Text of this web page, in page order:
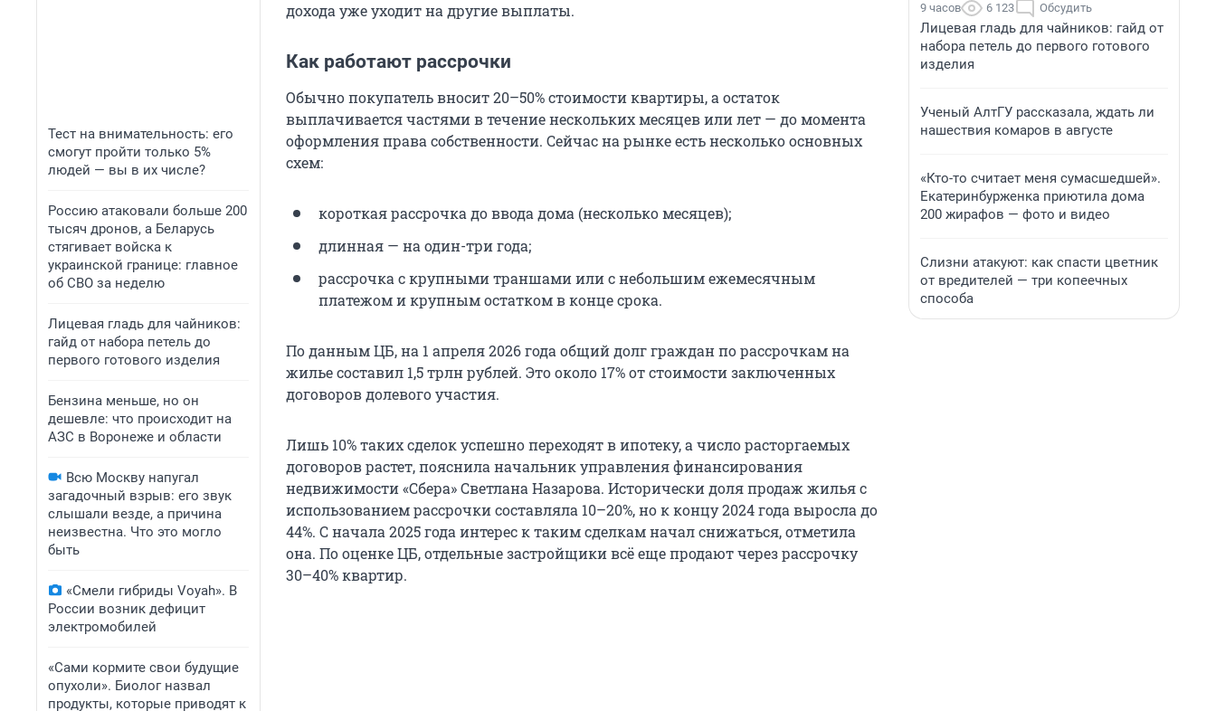
Тест на внимательность: его
смогут пройти только 5%
людей — вы в их числе?
Россию атаковали больше 200
тысяч дронов, а Беларусь
стягивает войска к
украинской границе: главное
об СВО за неделю
Лицевая гладь для чайников:
гайд от набора петель до
первого готового изделия
Бензина меньше, но он
дешевле: что происходит на
АЗС в Воронеже и области
Всю Москву напугал
загадочный взрыв: его звук
слышали везде, а причина
неизвестна. Что это могло
быть
«Смели гибриды Voyah». В
России возник дефицит
электромобилей
«Сами кормите свои будущие
опухоли». Биолог назвал
продукты, которые приводят к
дохода уже уходит на другие выплаты.
Как работают рассрочки
Обычно покупатель вносит 20–50% стоимости квартиры, а остаток
выплачивается частями в течение нескольких месяцев или лет — до момента
оформления права собственности. Сейчас на рынке есть несколько основных
схем:
короткая рассрочка до ввода дома (несколько месяцев);
длинная — на один-три года;
рассрочка с крупными траншами или с небольшим ежемесячным
платежом и крупным остатком в конце срока.
По данным ЦБ, на 1 апреля 2026 года общий долг граждан по рассрочкам на
жилье составил 1,5 трлн рублей. Это около 17% от стоимости заключенных
договоров долевого участия.
Лишь 10% таких сделок успешно переходят в ипотеку, а число расторгаемых
договоров растет, пояснила начальник управления финансирования
недвижимости «Сбера» Светлана Назарова. Исторически доля продаж жилья с
использованием рассрочки составляла 10–20%, но к концу 2024 года выросла до
44%. С начала 2025 года интерес к таким сделкам начал снижаться, отметила
она. По оценке ЦБ, отдельные застройщики всё еще продают через рассрочку
30–40% квартир.
9 часов 6 123 Обсудить
Лицевая гладь для чайников: гайд от
набора петель до первого готового
изделия
Ученый АлтГУ рассказала, ждать ли
нашествия комаров в августе
«Кто-то считает меня сумасшедшей».
Екатеринбурженка приютила дома
200 жирафов — фото и видео
Слизни атакуют: как спасти цветник
от вредителей — три копеечных
способа